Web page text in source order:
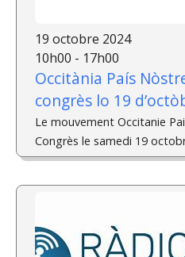
19 octobre 2024
10h00 - 17h00
Occitània País
congrès lo 19
Le mouvement Occitanie
Congrès le samedi 19